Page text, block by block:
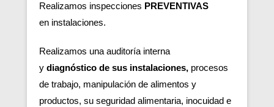
Realizamos inspecciones PREVENTIVAS
en instalaciones.
Realizamos una auditoría interna
y diagnóstico de sus instalaciones, procesos
de trabajo, manipulación de alimentos y
productos, su seguridad alimentaria, inocuidad e